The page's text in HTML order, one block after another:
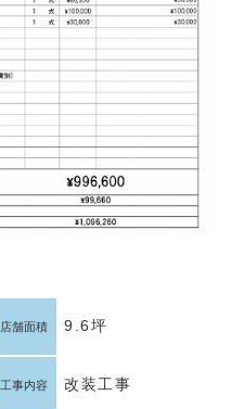
店舗面積 9.6坪
工事内容 改装工事